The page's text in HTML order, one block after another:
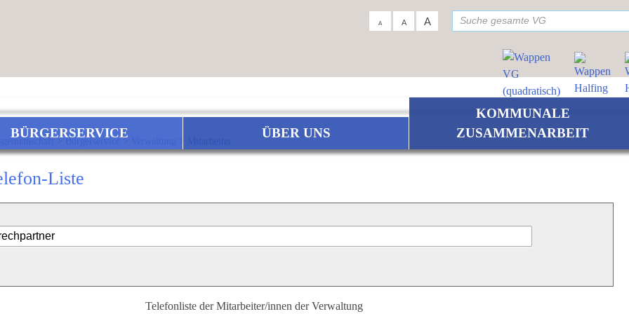
A A A
BÜRGERSERVICE ÜBER UNS
KOMMUNALE
ZUSAMMENARBEIT
>Bürgerservice>
Liste
Telefonliste der Mitarbeiter/innen der Verwaltung